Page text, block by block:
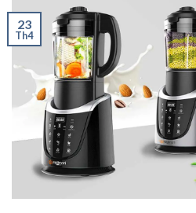
23
Th4